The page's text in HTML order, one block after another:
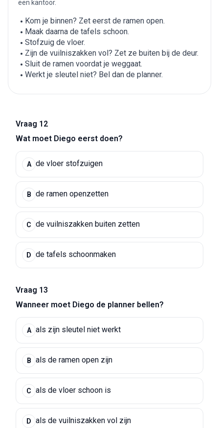
een kantoor.
Kom je binnen? Zet eerst de ramen open.
Maak daarna de tafels schoon.
Stofzuig de vloer.
Zijn de vuilniszakken vol? Zet ze buiten bij de deur.
Sluit de ramen voordat je weggaat.
Werkt je sleutel niet? Bel dan de planner.
Vraag 12
Wat moet Diego eerst doen?
A de vloer stofzuigen
B de ramen openzetten
C de vuilniszakken buiten zetten
D de tafels schoonmaken
Vraag 13
Wanneer moet Diego de planner bellen?
A als zijn sleutel niet werkt
B als de ramen open zijn
C als de vloer schoon is
D als de vuilniszakken vol zijn